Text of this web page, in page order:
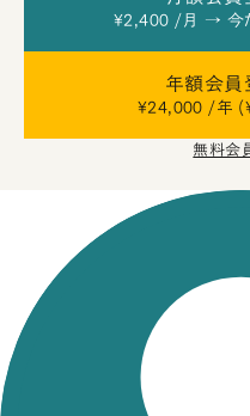
¥2,400 /月 → 今だ
年額会員
¥24,000 /年
無料会